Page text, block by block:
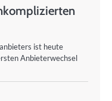
ist heute
Anbieterwechsel